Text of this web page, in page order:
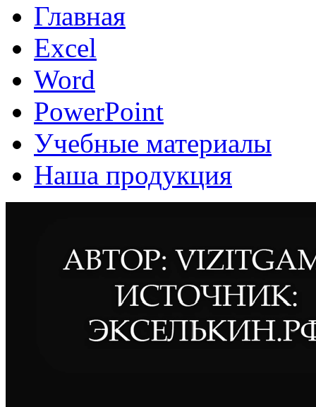
Главная
Excel
Word
PowerPoint
Учебные материалы
Наша продукция